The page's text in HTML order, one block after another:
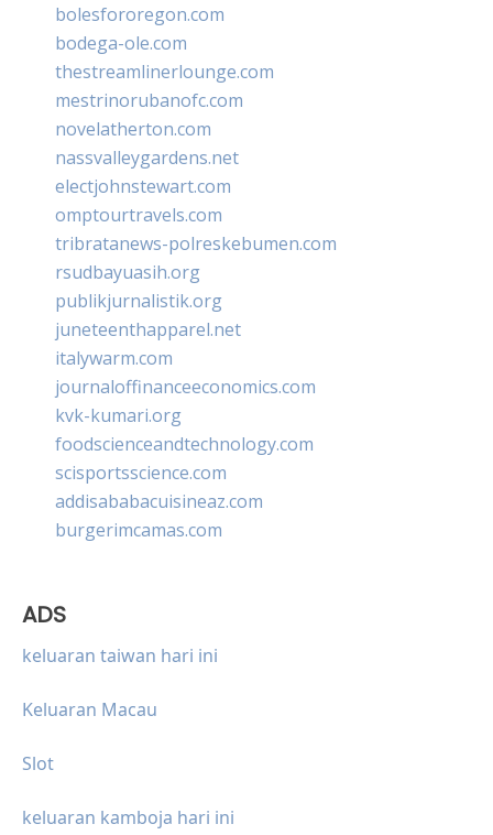
bolesfororegon.com
bodega-ole.com
thestreamlinerlounge.com
mestrinorubanofc.com
novelatherton.com
nassvalleygardens.net
electjohnstewart.com
omptourtravels.com
tribratanews-polreskebumen.com
rsudbayuasih.org
publikjurnalistik.org
juneteenthapparel.net
italywarm.com
journaloffinanceeconomics.com
kvk-kumari.org
foodscienceandtechnology.com
scisportsscience.com
addisababacuisineaz.com
burgerimcamas.com
ADS
keluaran taiwan hari ini
Keluaran Macau
Slot
keluaran kamboja hari ini